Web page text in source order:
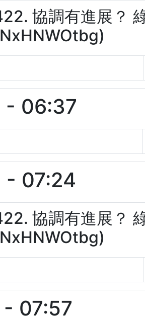
協調有進展？
- 06:37
- 07:24
協調有進展？
07:57